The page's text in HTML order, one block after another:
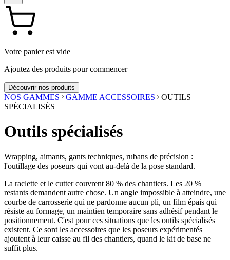
Votre panier est vide
Ajoutez des produits pour commencer
Découvrir nos produits
NOS GAMMES GAMME ACCESSOIRES
OUTILS
SPÉCIALISÉS
Outils spécialisés
Wrapping, aimants, gants techniques, rubans de précision :
l'outillage des poseurs qui vont au-delà de la pose standard.
La raclette et le cutter couvrent 80 % des chantiers. Les 20 %
restants demandent autre chose. Un angle impossible à atteindre, une
courbe de carrosserie qui ne pardonne aucun pli, un film épais qui
résiste au formage, un maintien temporaire sans adhésif pendant le
positionnement. C'est pour ces situations que les outils spécialisés
existent. Ce sont les accessoires que les poseurs expérimentés
ajoutent à leur caisse au fil des chantiers, quand le kit de base ne
suffit plus.